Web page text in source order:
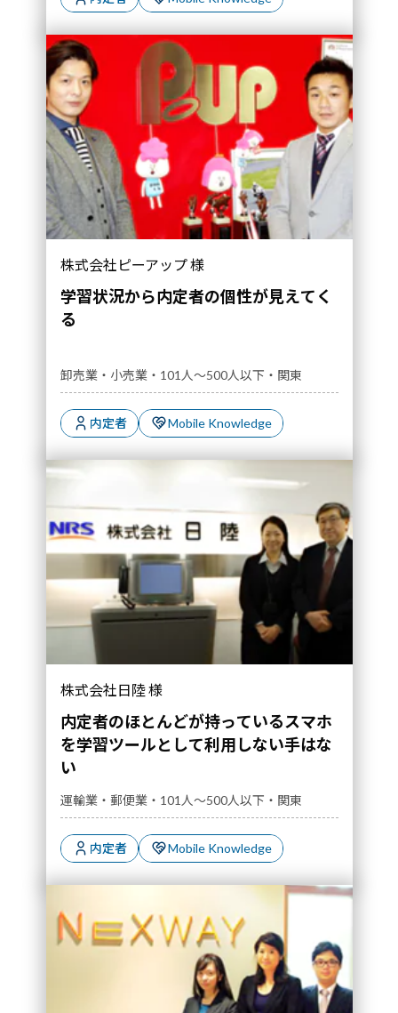
株式会社ピーアップ 様
学習状況から内定者の個性が見えてく
る
卸売業・小売業・101人～500人以下・関東
内定者 Mobile Knowledge
株式会社日陸 様
内定者のほとんどが持っているスマホ
を学習ツールとして利用しない手はな
い
運輸業・郵便業・101人～500人以下・関東
内定者 Mobile Knowledge